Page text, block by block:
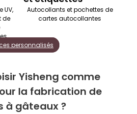
UV,
de
Autocollants et pochettes de
cartes autocollantes
personnalisés
Yisheng comme
la fabrication de
à gâteaux ?